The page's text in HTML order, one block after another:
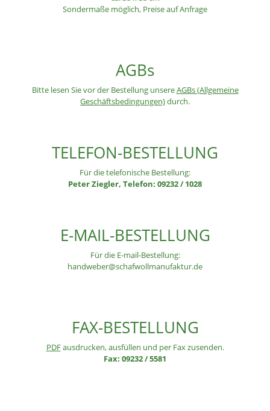
Sondermaße möglich, Preise auf Anfrage
AGBs
Bitte lesen Sie vor der Bestellung unsereAGBs (Allgemeine
Geschäftsbedingungen)durch.
TELEFON-BESTELLUNG
Für die telefonische Bestellung:
Peter Ziegler, Telefon: 09232 / 1028
E-MAIL-BESTELLUNG
Für die E-mail-Bestellung:
handweber@schafwollmanufaktur.de
FAX-BESTELLUNG
PDFausdrucken, ausfüllen und per Fax zusenden.
Fax: 09232 / 5581